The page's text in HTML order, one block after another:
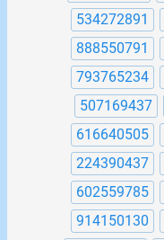
534272891
888550791
793765234
507169437
616640505
224390437
602559785
914150130